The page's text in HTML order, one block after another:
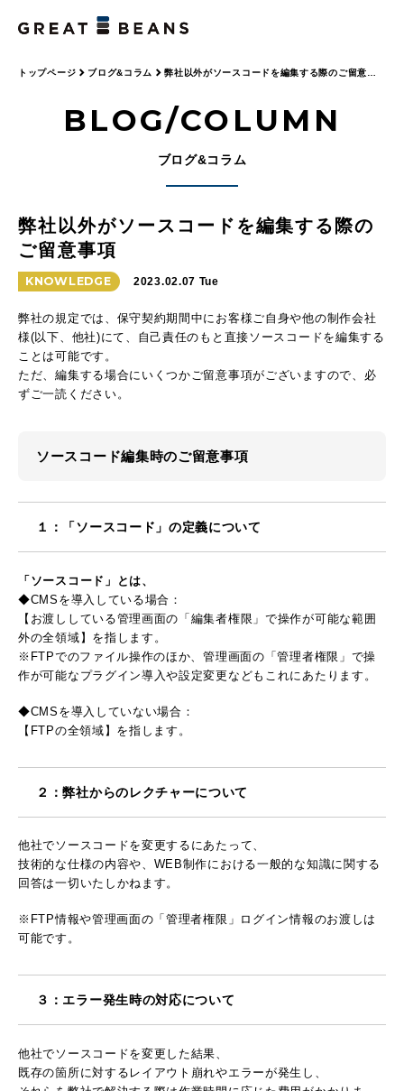
トップページ ブログ&コラム
弊社以外がソースコードを編集する際のご留意事
BLOG/COLUMN
ブログ&コラム
弊社以外がソースコードを編集する際の
ご留意事項
KNOWLEDGE 2023.02.07 Tue
弊社の規定では、保守契約期間中にお客様ご自身や他の制作会社
様(以下、他社)にて、自己責任のもと直接ソースコードを編集する
ことは可能です。
ただ、編集する場合にいくつかご留意事項がございますので、必
ずご一読ください。
ソースコード編集時のご留意事項
１：「ソースコード」の定義について
「ソースコード」とは、
◆CMSを導入している場合：
【お渡ししている管理画面の「編集者権限」で操作が可能な範囲
外の全領域】を指します。
※FTPでのファイル操作のほか、管理画面の「管理者権限」で操
作が可能なプラグイン導入や設定変更などもこれにあたります。
◆CMSを導入していない場合：
【FTPの全領域】を指します。
２：弊社からのレクチャーについて
他社でソースコードを変更するにあたって、
技術的な仕様の内容や、WEB制作における一般的な知識に関する
回答は一切いたしかねます。
※FTP情報や管理画面の「管理者権限」ログイン情報のお渡しは
可能です。
３：エラー発生時の対応について
他社でソースコードを変更した結果、
既存の箇所に対するレイアウト崩れやエラーが発生し、